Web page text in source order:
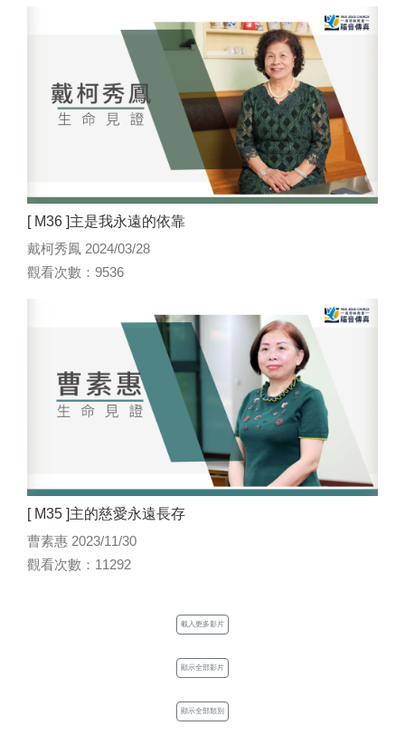
[ M36 ]主是我永遠的依靠
戴柯秀鳳 2024/03/28
觀看次數：9536
[ M35 ]主的慈愛永遠長存
曹素惠 2023/11/30
觀看次數：11292
載入更多影片
顯示全部影片
顯示全部類別